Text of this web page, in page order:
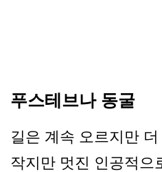
푸스테브나 동굴
길은 계속 오르지만
작지만 멋진 인공적으